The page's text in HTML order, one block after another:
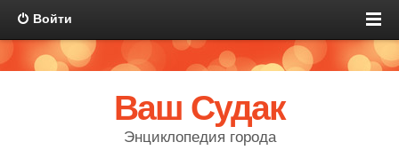
Войти
Ваш Судак
Энциклопедия города